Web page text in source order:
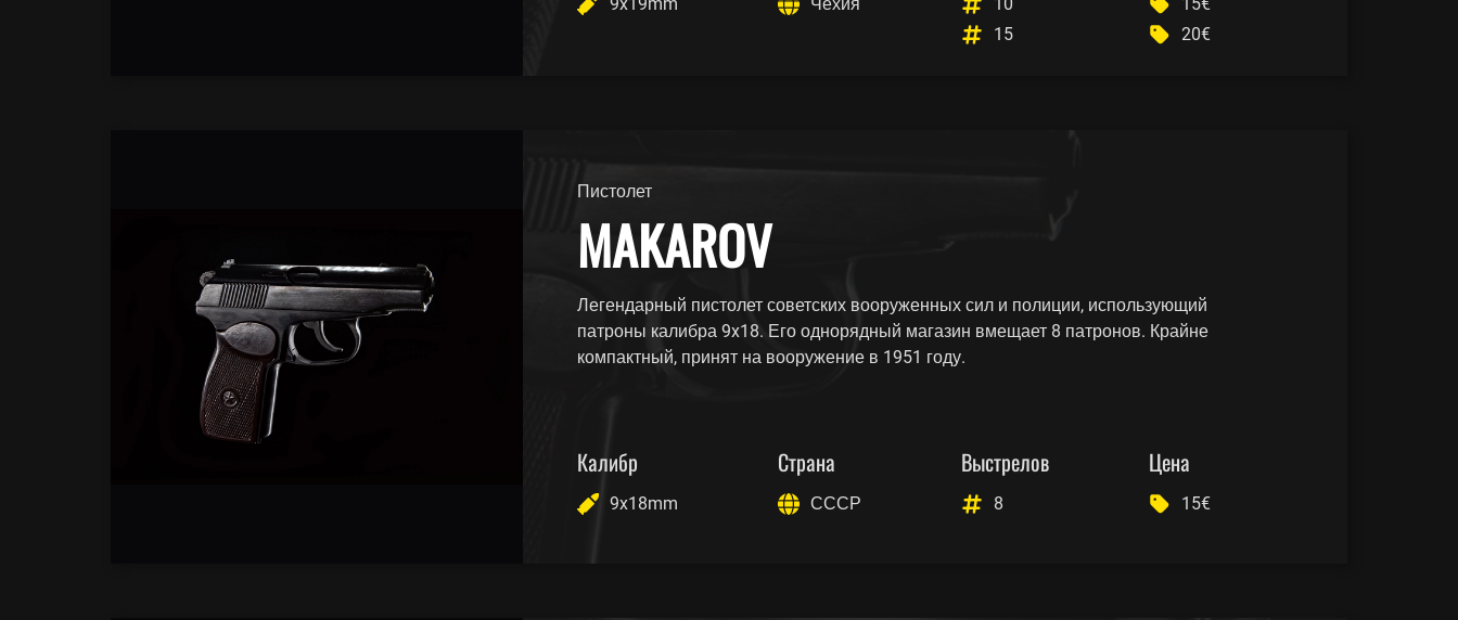
9x19mm Чехия
10
15
15€
20€
Пистолет
MAKAROV
Легендарный пистолет советских вооруженных сил и полиции, использующий
патроны калибра 9x18. Его однорядный магазин вмещает 8 патронов. Крайне
компактный, принят на вооружение в 1951 году.
Калибр
9x18mm
Страна
СССР
Выстрелов
8
Цена
15€